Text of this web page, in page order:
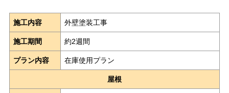
施工内容 外壁塗装工事
施工期間 約2週間
プラン内容 在庫使用プラン
屋根